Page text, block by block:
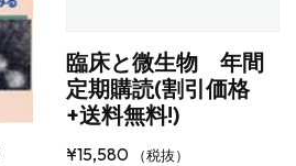
臨床と微生物 年間
定期購読(割引価格
+送料無料!)
¥15,580 （税抜）